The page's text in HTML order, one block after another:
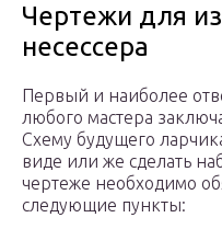
Чертежи для
несессера
Первый и наиболее
любого мастера
Схему будущего
виде или же сделать
чертеже необходимо
следующие пункты: